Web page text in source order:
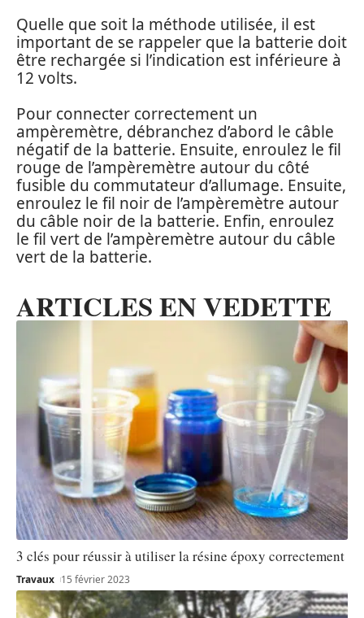
Quelle que soit la méthode utilisée, il est
important de se rappeler que la batterie doit
être rechargée si l’indication est inférieure à
12 volts.
Pour connecter correctement un
ampèremètre, débranchez d’abord le câble
négatif de la batterie. Ensuite, enroulez le fil
rouge de l’ampèremètre autour du côté
fusible du commutateur d’allumage. Ensuite,
enroulez le fil noir de l’ampèremètre autour
du câble noir de la batterie. Enfin, enroulez
le fil vert de l’ampèremètre autour du câble
vert de la batterie.
ARTICLES EN VEDETTE
3 clés pour réussir à utiliser la résine époxy correctement
Travaux 15 février 2023